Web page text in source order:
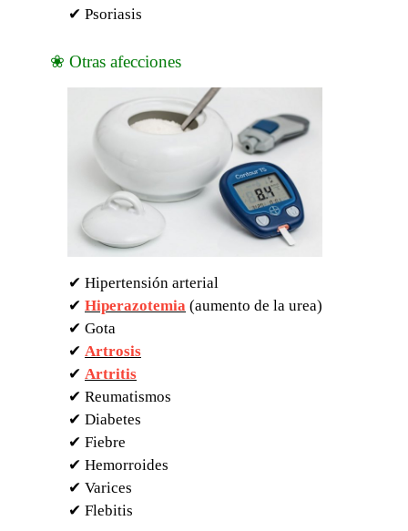
✔ Psoriasis
❀ Otras afecciones
✔ Hipertensión arterial
✔ Hiperazotemia (aumento de la urea)
✔ Gota
✔ Artrosis
✔ Artritis
✔ Reumatismos
✔ Diabetes
✔ Fiebre
✔ Hemorroides
✔ Varices
✔ Flebitis